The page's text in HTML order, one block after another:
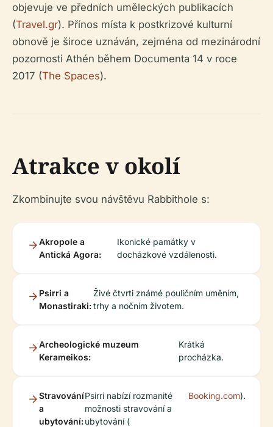
objevuje ve předních uměleckých publikacích
(Travel.gr). Přínos místa k postkrizové kulturní
obnově je široce uznáván, zejména od mezinárodní
pozornosti Athén během Documenta 14 v roce
2017 (The Spaces).
Atrakce v okolí
Zkombinujte svou návštěvu Rabbithole s:
Akropole a
Antická Agora:
Ikonické památky v
docházkové vzdálenosti.
Psirri a
Monastiraki:
Živé čtvrti známé pouličním uměním,
trhy a nočním životem.
Archeologické muzeum
Kerameikos:
Krátká
procházka.
Stravování
a
ubytování:
Psirri nabízí rozmanité
možnosti stravování a
ubytování (
Booking.com).